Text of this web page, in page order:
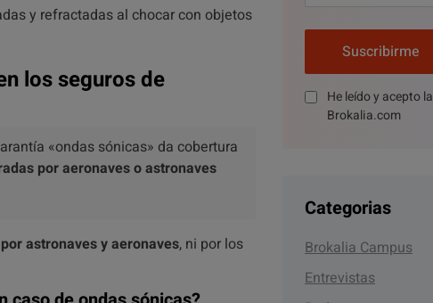
y refractadas al chocar con objetos
los seguros de
«ondas sónicas» da cobertura
por aeronaves o astronaves
astronaves y aeronaves, ni por los
Suscribirme
He leído y acepto la
Brokalia.com
Categorias
Brokalia Campus
Entrevistas